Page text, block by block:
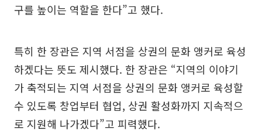
구를 높이는 역할을 한다”고 했다.
특히 한 장관은 지역 서점을 상권의 문화 앵커로 육성
하겠다는 뜻도 제시했다. 한 장관은 “지역의 이야기
가 축적되는 지역 서점을 상권의 문화 앵커로 육성할
수 있도록 창업부터 협업, 상권 활성화까지 지속적으
로 지원해 나가겠다”고 피력했다.